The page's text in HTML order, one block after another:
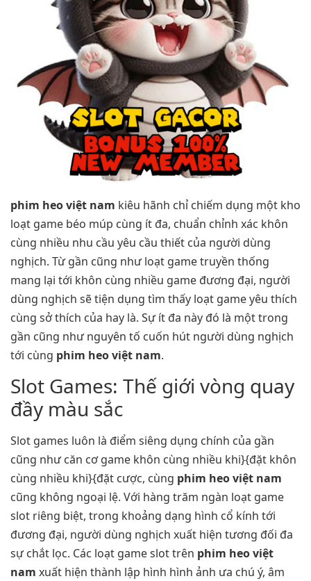
phim heo việt nam kiêu hãnh chỉ chiếm dụng một kho
loạt game béo múp cùng ít đa, chuẩn chỉnh xác khôn
cùng nhiều nhu cầu yêu cầu thiết của người dùng
nghịch. Từ gần cũng như loạt game truyền thống
mang lại tới khôn cùng nhiều game đương đại, người
dùng nghịch sẽ tiện dụng tìm thấy loạt game yêu thích
cùng sở thích của hay là. Sự ít đa này đó là một trong
gần cũng như nguyên tố cuốn hút người dùng nghịch
tới cùng phim heo việt nam.
Slot Games: Thế giới vòng quay
đầy màu sắc
Slot games luôn là điểm siêng dụng chính của gần
cũng như căn cơ game khôn cùng nhiều khi}{đặt khôn
cùng nhiều khi}{đặt cược, cùng phim heo việt nam
cũng không ngoại lệ. Với hàng trăm ngàn loạt game
slot riêng biệt, trong khoảng dạng hình cổ kính tới
đương đại, người dùng nghịch xuất hiện tương đối đa
sự chắt lọc. Các loạt game slot trên phim heo việt
nam xuất hiện thành lập hình hình ảnh ưa chú ý, âm